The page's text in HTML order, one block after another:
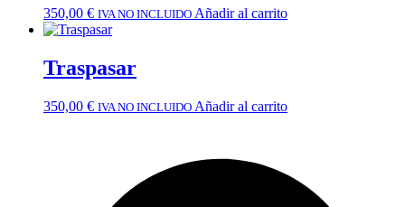
350,00 € IVA NO INCLUIDO Añadir al carrito
Traspasar
350,00 € IVA NO INCLUIDO Añadir al carrito